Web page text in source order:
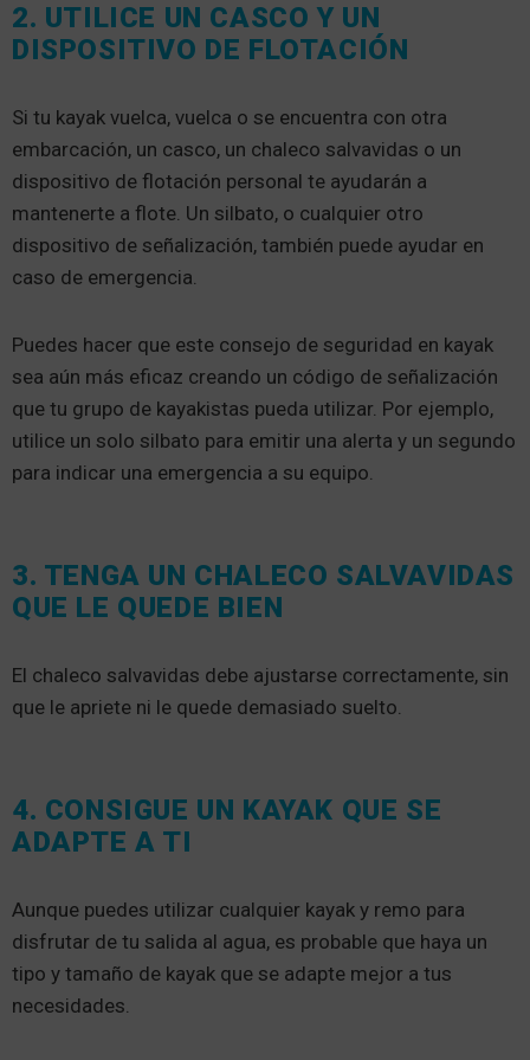
2. UTILICE UN CASCO Y UN
DISPOSITIVO DE FLOTACIÓN
Si tu kayak vuelca, vuelca o se encuentra con otra
embarcación, un casco, un chaleco salvavidas o un
dispositivo de flotación personal te ayudarán a
mantenerte a flote. Un silbato, o cualquier otro
dispositivo de señalización, también puede ayudar en
caso de emergencia.
Puedes hacer que este consejo de seguridad en kayak
sea aún más eficaz creando un código de señalización
que tu grupo de kayakistas pueda utilizar. Por ejemplo,
utilice un solo silbato para emitir una alerta y un segundo
para indicar una emergencia a su equipo.
3. TENGA UN CHALECO SALVAVIDAS
QUE LE QUEDE BIEN
El chaleco salvavidas debe ajustarse correctamente, sin
que le apriete ni le quede demasiado suelto.
4. CONSIGUE UN KAYAK QUE SE
ADAPTE A TI
Aunque puedes utilizar cualquier kayak y remo para
disfrutar de tu salida al agua, es probable que haya un
tipo y tamaño de kayak que se adapte mejor a tus
necesidades.